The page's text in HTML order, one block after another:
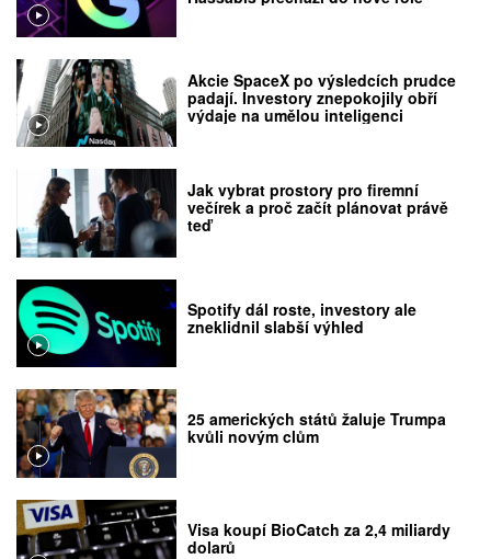
Akcie SpaceX po výsledcích prudce
padají. Investory znepokojily obří
výdaje na umělou inteligenci
Jak vybrat prostory pro firemní
večírek a proč začít plánovat právě
teď
Spotify dál roste, investory ale
zneklidnil slabší výhled
25 amerických států žaluje Trumpa
kvůli novým clům
Visa koupí BioCatch za 2,4 miliardy
dolarů